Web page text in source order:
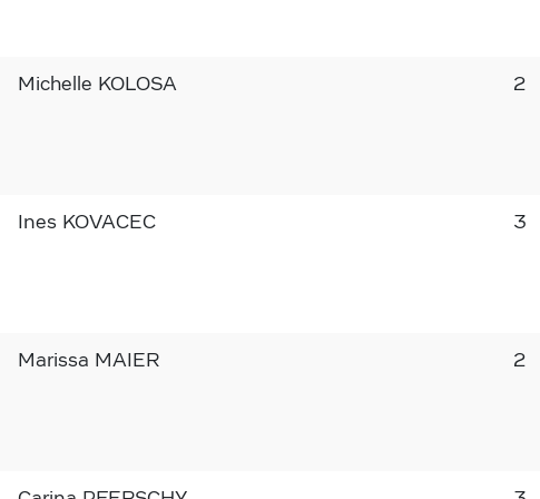
Michelle KOLOSA 2
Ines KOVACEC 3
Marissa MAIER 2